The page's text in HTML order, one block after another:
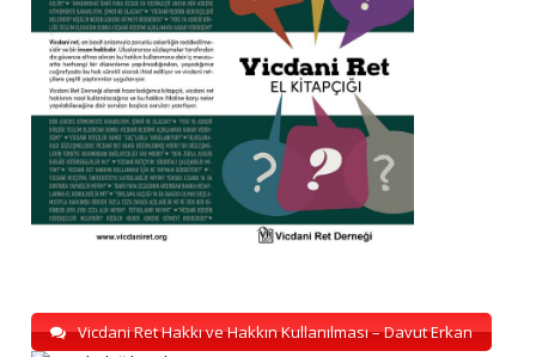
Vicdani Ret Hakkı ve Hakkın Kullanılması – Davut Erkan